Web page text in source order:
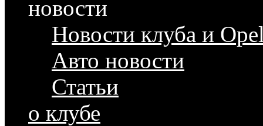
новости
Новости клуба и
Авто новости
Статьи
о клубе